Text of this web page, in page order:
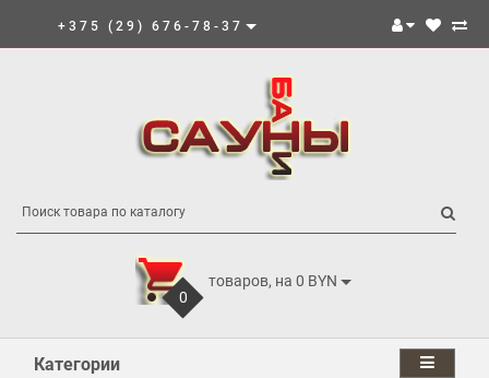
+375 (29) 676-78-37
0
товаров, на 0 BYN
Категории